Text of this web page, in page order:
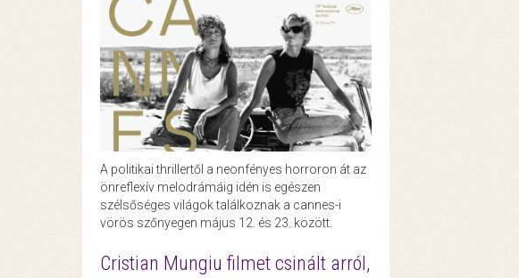
A politikai thrillertől a neonfényes horroron át az
önreflexív melodrámáig idén is egészen
szélsőséges világok találkoznak a cannes-i
vörös szőnyegen május 12. és 23. között.
Cristian Mungiu filmet csinált arról,